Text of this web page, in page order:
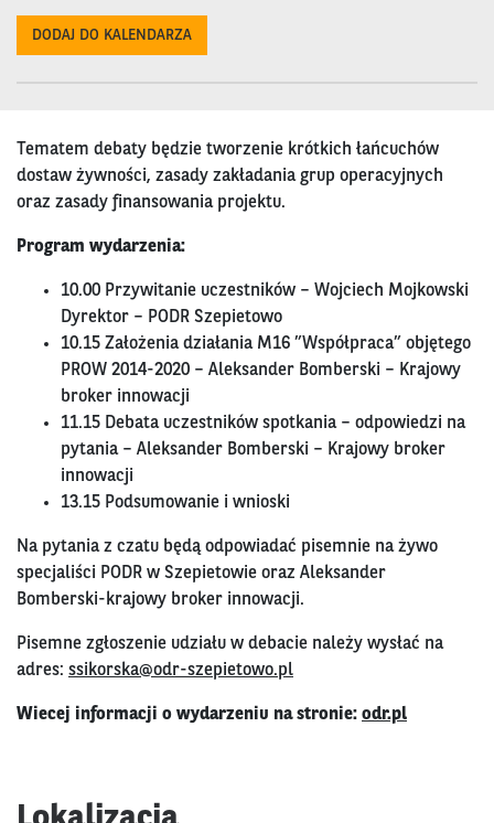
DODAJ DO KALENDARZA
Tematem debaty będzie tworzenie krótkich łańcuchów
dostaw żywności, zasady zakładania grup operacyjnych
oraz zasady finansowania projektu.
Program wydarzenia:
10.00 Przywitanie uczestników – Wojciech Mojkowski
Dyrektor – PODR Szepietowo
10.15 Założenia działania M16 ”Współpraca” objętego
PROW 2014-2020 – Aleksander Bomberski – Krajowy
broker innowacji
11.15 Debata uczestników spotkania – odpowiedzi na
pytania – Aleksander Bomberski – Krajowy broker
innowacji
13.15 Podsumowanie i wnioski
Na pytania z czatu będą odpowiadać pisemnie na żywo
specjaliści PODR w Szepietowie oraz Aleksander
Bomberski-krajowy broker innowacji.
Pisemne zgłoszenie udziału w debacie należy wysłać na
adres: ssikorska@odr-szepietowo.pl
Wiecej informacji o wydarzeniu na stronie: odr.pl